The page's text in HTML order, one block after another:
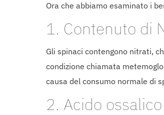
Ora che abbiamo esaminato i
1. Contenuto di
Gli spinaci contengono nitrati,
condizione chiamata
causa del consumo normale di
2. Acido ossalico